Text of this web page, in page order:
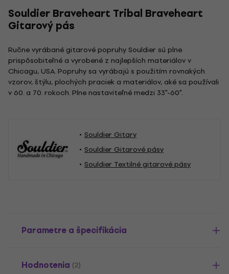
Souldier Braveheart Tribal Braveheart
Gitarový pás
Ručne vyrábané gitarové popruhy Souldier sú plne
prispôsobiteľné a vyrobené z najlepších materiálov v
Chicagu, USA. Popruhy sa vyrábajú s použitím rovnakých
vzorov, štýlu, plochých praciek a materiálov, aké sa používali
v 60. a 70. rokoch. Plne nastaviteľné medzi 33"-60".
Souldier Gitary
Souldier Gitarové pásy
Souldier Textilné gitarové pásy
Parametre a špecifikácia
Hodnotenia (2)